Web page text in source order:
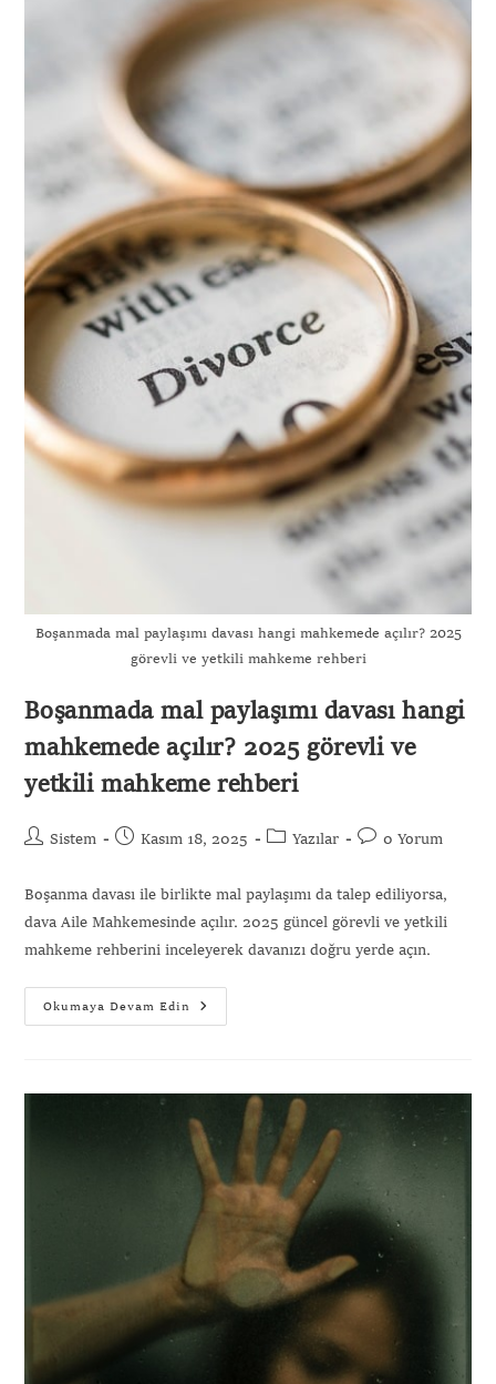
Boşanmada mal paylaşımı davası hangi mahkemede açılır? 2025
görevli ve yetkili mahkeme rehberi
Boşanmada mal paylaşımı davası hangi
mahkemede açılır? 2025 görevli ve
yetkili mahkeme rehberi
Sistem Kasım 18, 2025 Yazılar 0 Yorum
Boşanma davası ile birlikte mal paylaşımı da talep ediliyorsa,
dava Aile Mahkemesinde açılır. 2025 güncel görevli ve yetkili
mahkeme rehberini inceleyerek davanızı doğru yerde açın.
Okumaya Devam Edin